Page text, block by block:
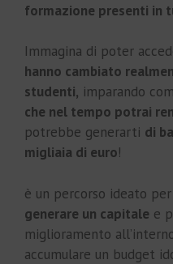
formazione presenti in
Immagina di poter
hanno cambiato
studenti, imparando
che nel tempo potrai
potrebbe generarti di
migliaia di euro!
è un percorso ideato
generare un capitale e
miglioramento
accumulare un budget